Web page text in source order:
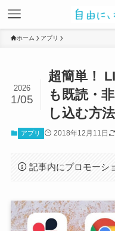
ホーム アプリ
超簡単！
も既読・
し込む方法
2026
1/05
アプリ 2018年12月11日
記事内にプロモーシ